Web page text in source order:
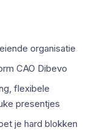
organisatie
CAO Dibevo
flexibele
presentjes
je hard blokken